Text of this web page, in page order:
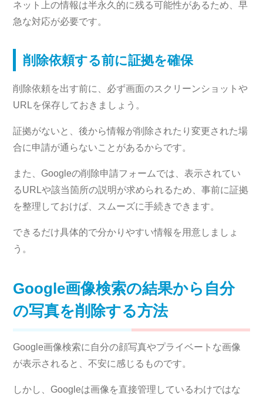
ネット上の情報は半永久的に残る可能性があるため、早
急な対応が必要です。
削除依頼する前に証拠を確保
削除依頼を出す前に、必ず画面のスクリーンショットや
URLを保存しておきましょう。
証拠がないと、後から情報が削除されたり変更された場
合に申請が通らないことがあるからです。
また、Googleの削除申請フォームでは、表示されてい
るURLや該当箇所の説明が求められるため、事前に証拠
を整理しておけば、スムーズに手続きできます。
できるだけ具体的で分かりやすい情報を用意しましょ
う。
Google画像検索の結果から自分
の写真を削除する方法
Google画像検索に自分の顔写真やプライベートな画像
が表示されると、不安に感じるものです。
しかし、Googleは画像を直接管理しているわけではな